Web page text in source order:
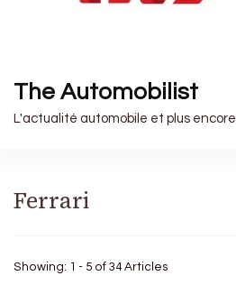
The Automobilist
L'actualité automobile et plus encore
Ferrari
Showing: 1 - 5 of 34 Articles